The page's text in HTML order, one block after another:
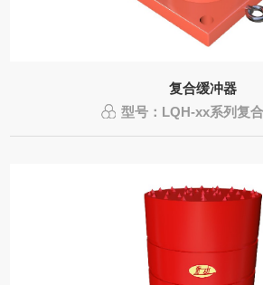
复合缓冲器
型号：LQH-xx系列复